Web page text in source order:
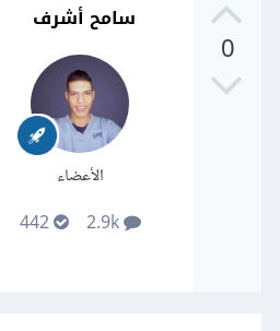
0
سامح أشرف
الأعضاء
2.9k
442